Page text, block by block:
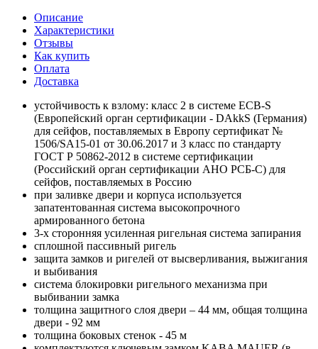
Описание
Характеристики
Отзывы
Как купить
Оплата
Доставка
устойчивость к взлому: класс 2 в системе ECB-S
(Европейский орган сертификации - DAkkS (Германия)
для сейфов, поставляемых в Европу сертификат №
1506/SA15-01 от 30.06.2017 и 3 класс по стандарту
ГОСТ Р 50862-2012 в системе сертификации
(Российский орган сертификации АНО РСБ-С) для
сейфов, поставляемых в Россию
при заливке двери и корпуса используется
запатентованная система высокопрочного
армированного бетона
3-х сторонняя усиленная ригельная система запирания
сплошной пассивный ригель
защита замков и ригелей от высверливания, выжигания
и выбивания
система блокировки ригельного механизма при
выбивании замка
толщина защитного слоя двери – 44 мм, общая толщина
двери - 92 мм
толщина боковых стенок - 45 м